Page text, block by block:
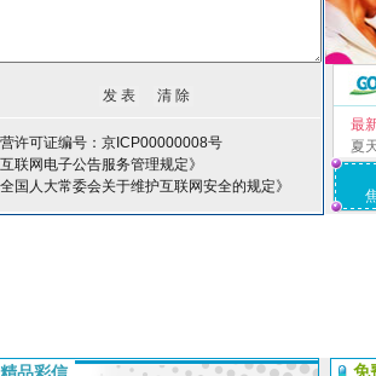
许可证编号：京ICP00000008号
联网电子公告服务管理规定》
国人大常委会关于维护互联网安全的规定》
最
夏